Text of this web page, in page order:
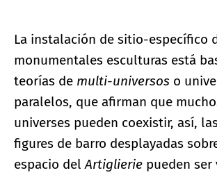
La instalación de sitio-específico
monumentales esculturas está
teorías de multi-universos o
paralelos, que afirman que
universes pueden coexistir, así,
figures de barro desplayadas
espacio delArtiglierie pueden ser